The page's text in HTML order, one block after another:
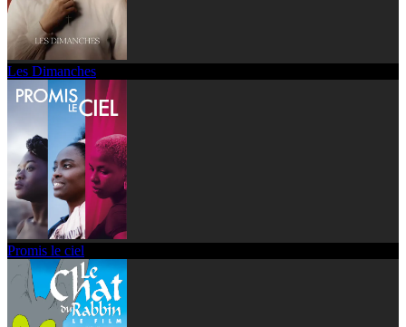
Les Dimanches
Promis le ciel